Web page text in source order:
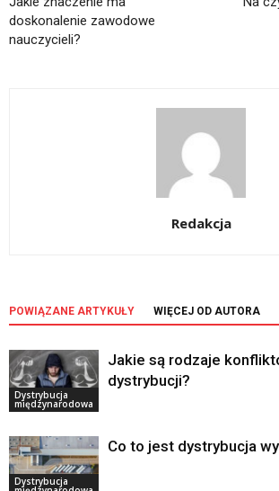
doskonalenie zawodowe
nauczycieli?
Redakcja
POWIĄZANE ARTYKUŁY WIĘCEJ OD AUTORA
Dystrybucja
międzynarodowa
Jakie są rodzaje
dystrybucji?
Dystrybucja
Co to jest dystrybucja